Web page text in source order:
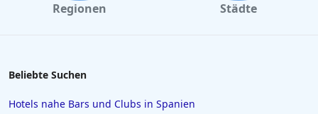
Regionen Städte
Beliebte Suchen
Hotels nahe Bars und Clubs in Spanien